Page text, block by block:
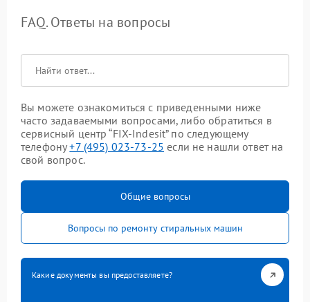
FAQ. Ответы на вопросы
Вы можете ознакомиться с приведенными ниже
часто задаваемыми вопросами, либо обратиться в
сервисный центр “FIX-Indesit” по следующему
телефону+7 (495) 023-73-25 если не нашли ответ на
свой вопрос.
Общие вопросы
Вопросы по ремонту стиральных машин
Какие документы вы предоставляете?